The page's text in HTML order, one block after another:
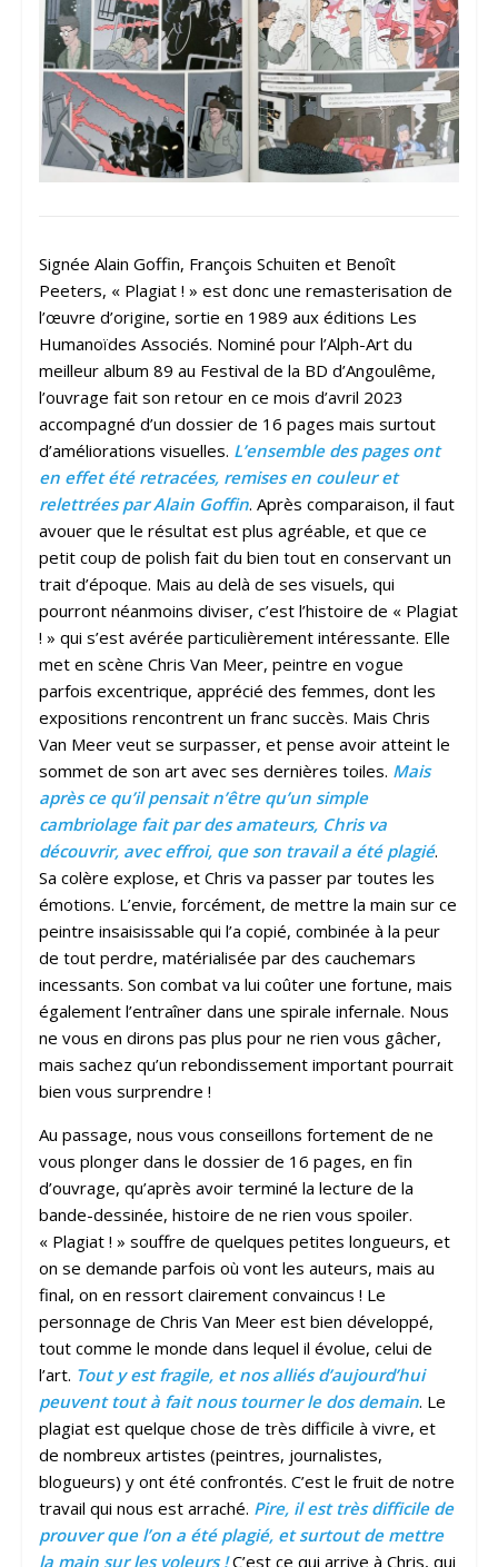
Signée Alain Goffin, François Schuiten et Benoît
Peeters, « Plagiat ! » est donc une remasterisation de
l’œuvre d’origine, sortie en 1989 aux éditions Les
Humanoïdes Associés. Nominé pour l’Alph-Art du
meilleur album 89 au Festival de la BD d’Angoulême,
l’ouvrage fait son retour en ce mois d’avril 2023
accompagné d’un dossier de 16 pages mais surtout
d’améliorations visuelles. L’ensemble des pages ont
en effet été retracées, remises en couleur et
relettrées par Alain Goffin. Après comparaison, il faut
avouer que le résultat est plus agréable, et que ce
petit coup de polish fait du bien tout en conservant un
trait d’époque. Mais au delà de ses visuels, qui
pourront néanmoins diviser, c’est l’histoire de « Plagiat
! » qui s’est avérée particulièrement intéressante. Elle
met en scène Chris Van Meer, peintre en vogue
parfois excentrique, apprécié des femmes, dont les
expositions rencontrent un franc succès. Mais Chris
Van Meer veut se surpasser, et pense avoir atteint le
sommet de son art avec ses dernières toiles. Mais
après ce qu’il pensait n’être qu’un simple
cambriolage fait par des amateurs, Chris va
découvrir, avec effroi, que son travail a été plagié.
Sa colère explose, et Chris va passer par toutes les
émotions. L’envie, forcément, de mettre la main sur ce
peintre insaisissable qui l’a copié, combinée à la peur
de tout perdre, matérialisée par des cauchemars
incessants. Son combat va lui coûter une fortune, mais
également l’entraîner dans une spirale infernale. Nous
ne vous en dirons pas plus pour ne rien vous gâcher,
mais sachez qu’un rebondissement important pourrait
bien vous surprendre !
Au passage, nous vous conseillons fortement de ne
vous plonger dans le dossier de 16 pages, en fin
d’ouvrage, qu’après avoir terminé la lecture de la
bande-dessinée, histoire de ne rien vous spoiler.
« Plagiat ! » souffre de quelques petites longueurs, et
on se demande parfois où vont les auteurs, mais au
final, on en ressort clairement convaincus ! Le
personnage de Chris Van Meer est bien développé,
tout comme le monde dans lequel il évolue, celui de
l’art. Tout y est fragile, et nos alliés d’aujourd’hui
peuvent tout à fait nous tourner le dos demain. Le
plagiat est quelque chose de très difficile à vivre, et
de nombreux artistes (peintres, journalistes,
blogueurs) y ont été confrontés. C’est le fruit de notre
travail qui nous est arraché. Pire, il est très difficile de
prouver que l’on a été plagié, et surtout de mettre
la main sur les voleurs !C’est ce qui arrive à Chris, qui